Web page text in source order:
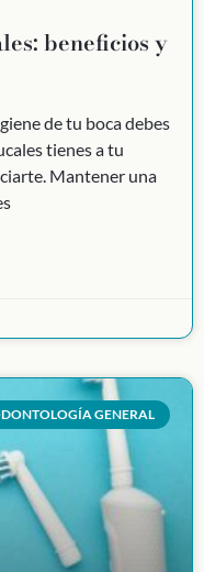
beneficios y
de tu boca debes
tienes a tu
Mantener una
GENERAL